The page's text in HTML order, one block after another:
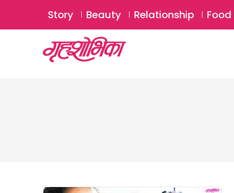
Story Beauty Relationship Food